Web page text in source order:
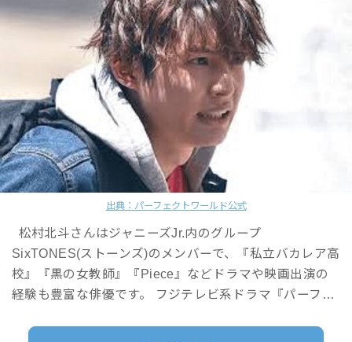
出典：パーフェクトワールド公式
松村北斗さんはジャニーズJr.内のグループ
SixTONES(ストーンズ)のメンバーで、『私立バカレア高
校』『黒の女教師』『Piece』などドラマや映画出演の
経験も豊富な俳優です。 フジテレビ系ドラマ『パーフ…